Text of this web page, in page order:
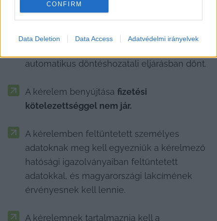
CONFIRM
Data Deletion Data Access Adatvédelmi irányelvek
automatikus döntéshozatali eljárásban dönt.
A kérelem benyújtása fizetési
kötelezettséggel nem jár.
A kérelemben feltüntetett személyes
adatoknak meg kell egyezniük a kérelmező
hatósági igazolványaiban feltüntetett
adatokkal, és magyarországi lakcímének
érvényesnek kell lennie.
A kérelemnek tartalmaznia kell a